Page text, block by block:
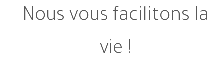
Nous vous facilitons la
vie !